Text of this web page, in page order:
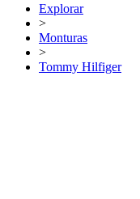
Explorar
>
Monturas
>
Tommy Hilfiger